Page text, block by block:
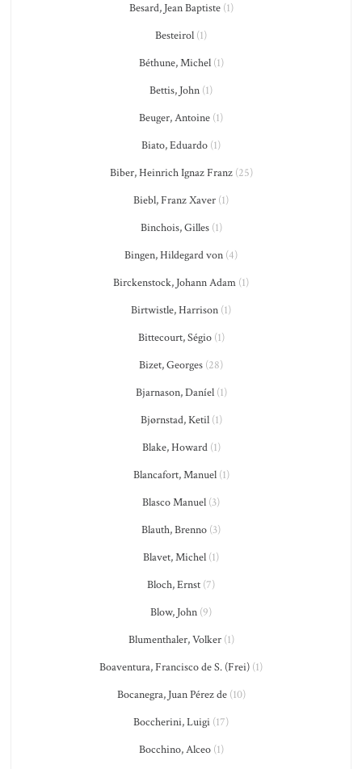
Besard, Jean Baptiste(1)
Besteirol (1)
Béthune, Michel(1)
Bettis, John (1)
Beuger, Antoine (1)
Biato, Eduardo (1)
Biber, Heinrich Ignaz Franz(25)
Biebl, Franz Xaver (1)
Binchois, Gilles(1)
Bingen, Hildegard von (4)
Birckenstock, Johann Adam (1)
Birtwistle, Harrison (1)
Bittecourt, Ségio(1)
Bizet, Georges (28)
Bjarnason, Daníel(1)
Bjørnstad, Ketil(1)
Blake, Howard(1)
Blancafort, Manuel(1)
Blasco Manuel (3)
Blauth, Brenno (3)
Blavet, Michel (1)
Bloch, Ernst (7)
Blow, John (9)
Blumenthaler, Volker(1)
Boaventura, Francisco de S. (Frei) (1)
Bocanegra, Juan Pérez de(10)
Boccherini, Luigi (17)
Bocchino, Alceo(1)